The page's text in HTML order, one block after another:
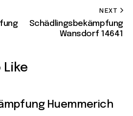
NEXT
Schädlingsbekämpfung
Wansdorf 14641
Like
Huemmerich